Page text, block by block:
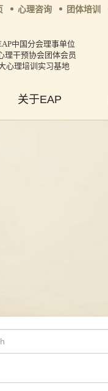
心理咨询 团体培训
中国分会理事单位
理干预协会团体会员
心理培训实习基地
关于EAP